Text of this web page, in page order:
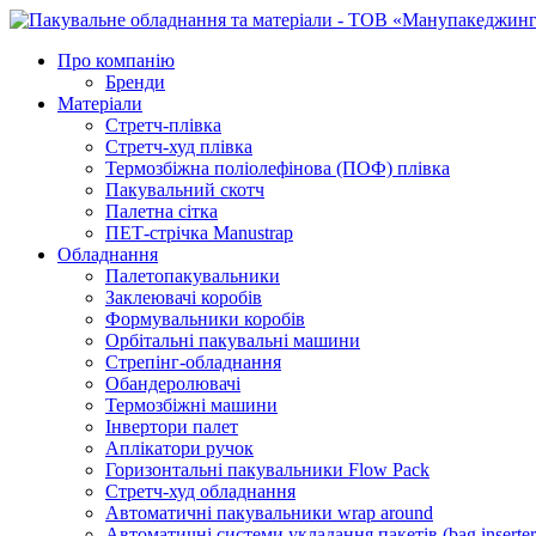
Про компанію
Бренди
Матеріали
Стретч-плівка
Стретч-худ плівка
Термозбіжна поліолефінова (ПОФ) плівка
Пакувальний скотч
Палетна сітка
ПЕТ-стрічка Manustrap
Обладнання
Палетопакувальники
Заклеювачі коробів
Формувальники коробів
Орбітальні пакувальні машини
Стрепінг-обладнання
Обандеролювачі
Термозбіжні машини
Інвертори палет
Аплікатори ручок
Горизонтальні пакувальники Flow Pack
Стретч-худ обладнання
Автоматичні пакувальники wrap around